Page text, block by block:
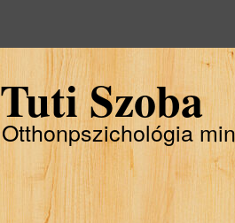
Tuti Szoba
Otthonpszichológia